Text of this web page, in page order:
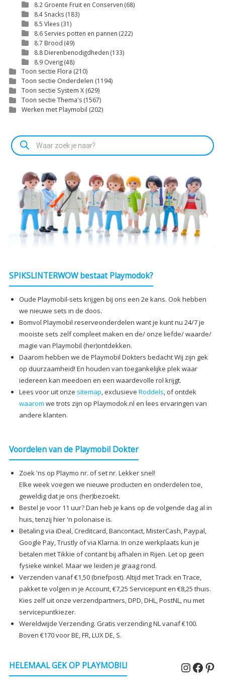
8.2 Groente Fruit en Conserven (68)
8.4 Snacks (183)
8.5 Vlees (31)
8.6 Servies potten en pannen (222)
8.7 Brood (49)
8.8 Dierenbenodigdheden (133)
8.9 Overig(48)
Toon sectie Flora (210)
Toon sectie Onderdelen (1194)
Toon sectie System X (629)
Toon sectie Thema's (1567)
Werken met Playmobil (202)
Producten
zoeken
SPIKSLINTERWOW bestaat Playmodok?
Oude Playmobil-sets krijgen bij ons een 2e kans. Ook hebben
we nieuwe sets in de doos.
Bomvol Playmobil reserveonderdelen want je kunt nu 24/7 je
mooiste sets zelf compleet maken en de/ onze liefde/ waarde/
magie van Playmobil (her)ontdekken.
Daarom hebben we de Playmobil Dokters bedacht Wij zijn gek
op duurzaamheid! En houden van toegankelijke plek waar
iedereen kan meedoen en een waardevolle rol krijgt.
Lees voor uit onze sitemap, exclusieve Roddels, of ontdek
waarom we trots zijn op Playmodok.nl en lees ervaringen van
andere klanten.
Voordelen van de Playmobil Dokter
Zoek 'ns op Playmo nr. of set nr. Lekker snel!
Elke week voegen we nieuwe producten en onderdelen toe,
geweldig dat je ons (her)bezoekt.
Bestel je voor 11 uur? Dan heb je kans op de volgende dag al in
huis, tenzij hier 'n polonaise is.
Betaling via iDeal, Creditcard, Bancontact, MisterCash, Paypal,
Google Pay, Trustly of via Klarna. In onze werkplaats kun je
betalen met Tikkie of contant bij afhalen in Rijen. Let op geen
fysieke winkel. Maar we leiden je graag rond.
Verzenden vanaf €1,50 (briefpost). Altijd met Track en Trace,
pakket te volgen in je Account, €7,25 Servicepunt en €8,25 thuis.
Kies zelf uit onze verzendpartners, DPD, DHL, PostNL, nu met
servicepuntkiezer.
Wereldwijde Verzending. Gratis verzending NL vanaf €100.
Boven €170 voor BE, FR, LUX DE, S.
HELEMAAL GEK OP PLAYMOBIL!